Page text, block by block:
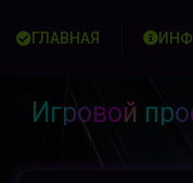
ГЛАВНАЯ
Игровой